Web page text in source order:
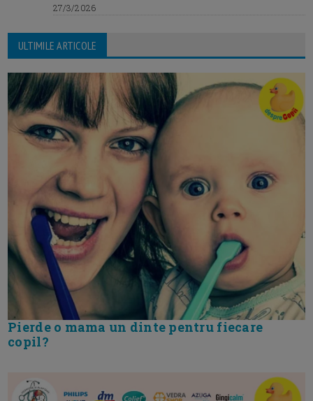
27/3/2026
ULTIMILE ARTICOLE
Pierde o mama un dinte pentru fiecare
copil?